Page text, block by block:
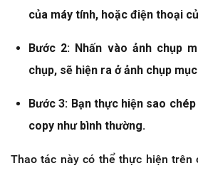
của máy tính, hoặc điện thoại
Bước 2: Nhấn vào ảnh chụp
chụp, sẽ hiện ra ở ảnh chụp
Bước 3: Bạn thực hiện sao
copy như bình thường.
Thao tác này có thể thực hiện trên